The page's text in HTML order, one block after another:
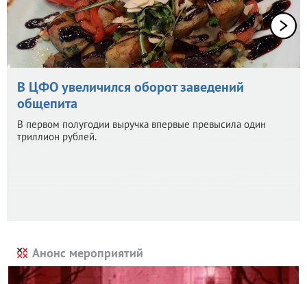
В ЦФО увеличился оборот заведений
общепита
В первом полугодии выручка впервые превысила один
триллион рублей.
Анонс мероприятий